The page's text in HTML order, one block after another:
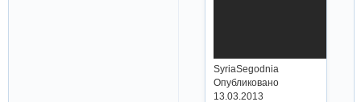
SyriaSegodnia
Опубликовано
13.03.2013